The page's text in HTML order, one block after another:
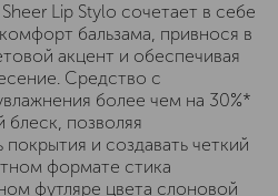
Lip Stylo сочетает в себе
бальзама, привнося в
акцент и обеспечивая
Средство с
более чем на 30%*
блеск, позволяя
и создавать четкий
формате стика
футляре цвета слоновой